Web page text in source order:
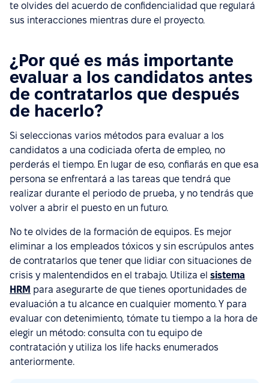
te olvides del acuerdo de confidencialidad que regulará
sus interacciones mientras dure el proyecto.
¿Por qué es más importante
evaluar a los candidatos antes
de contratarlos que después
de hacerlo?
Si seleccionas varios métodos para evaluar a los
candidatos a una codiciada oferta de empleo, no
perderás el tiempo. En lugar de eso, confiarás en que esa
persona se enfrentará a las tareas que tendrá que
realizar durante el periodo de prueba, y no tendrás que
volver a abrir el puesto en un futuro.
No te olvides de la formación de equipos. Es mejor
eliminar a los empleados tóxicos y sin escrúpulos antes
de contratarlos que tener que lidiar con situaciones de
crisis y malentendidos en el trabajo. Utiliza el sistema
HRM para asegurarte de que tienes oportunidades de
evaluación a tu alcance en cualquier momento. Y para
evaluar con detenimiento, tómate tu tiempo a la hora de
elegir un método: consulta con tu equipo de
contratación y utiliza los life hacks enumerados
anteriormente.